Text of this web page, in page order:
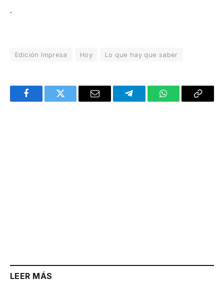
.
Edición Impresa Hoy Lo que hay que saber
FacebookTwitter Email TelegramWhatsAppCopy
LEER MÁS